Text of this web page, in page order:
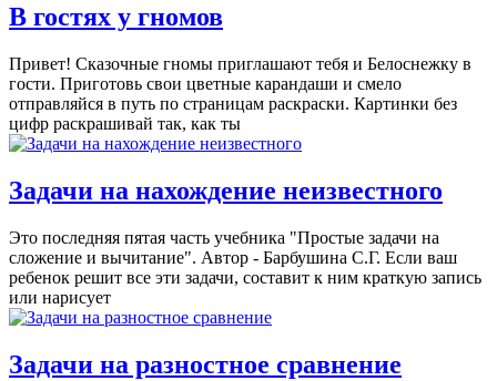
В гостях у гномов
Привет! Сказочные гномы приглашают тебя и Белоснежку в
гости. Приготовь свои цветные карандаши и смело
отправляйся в путь по страницам раскраски. Картинки без
цифр раскрашивай так, как ты
Задачи на нахождение неизвестного
Это последняя пятая часть учебника "Простые задачи на
сложение и вычитание". Автор - Барбушина С.Г. Если ваш
ребенок решит все эти задачи, составит к ним краткую запись
или нарисует
Задачи на разностное сравнение